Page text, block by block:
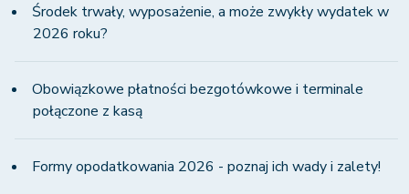
Środek trwały, wyposażenie, a może zwykły wydatek w
2026 roku?
Obowiązkowe płatności bezgotówkowe i terminale
połączone z kasą
Formy opodatkowania 2026 - poznaj ich wady i zalety!